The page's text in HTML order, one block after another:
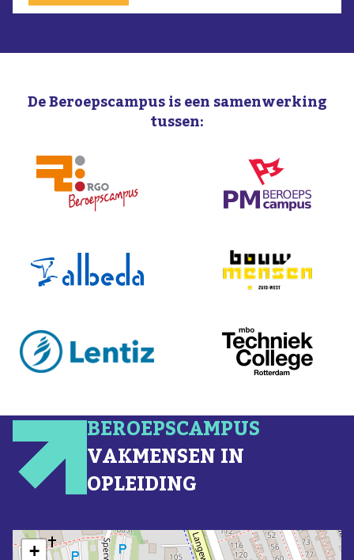
De Beroepscampus is een samenwerking
tussen:
BEROEPSCAMPUS
VAKMENSEN IN
OPLEIDING
+